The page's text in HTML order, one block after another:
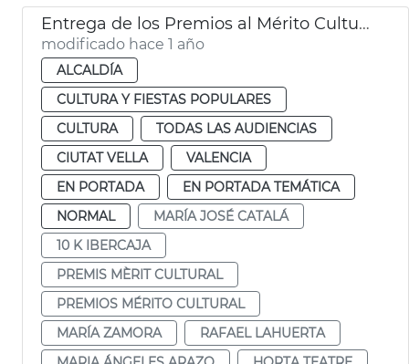
Entrega de los Premios al Mérito Cultural
modificado hace 1 año
ALCALDÍA
CULTURA Y FIESTAS POPULARES
CULTURA
TODAS LAS AUDIENCIAS
CIUTAT VELLA
VALENCIA
EN PORTADA
EN PORTADA TEMÁTICA
NORMAL
MARÍA JOSÉ CATALÁ
10 K IBERCAJA
PREMIS MÈRIT CULTURAL
PREMIOS MÉRITO CULTURAL
MARÍA ZAMORA
RAFAEL LAHUERTA